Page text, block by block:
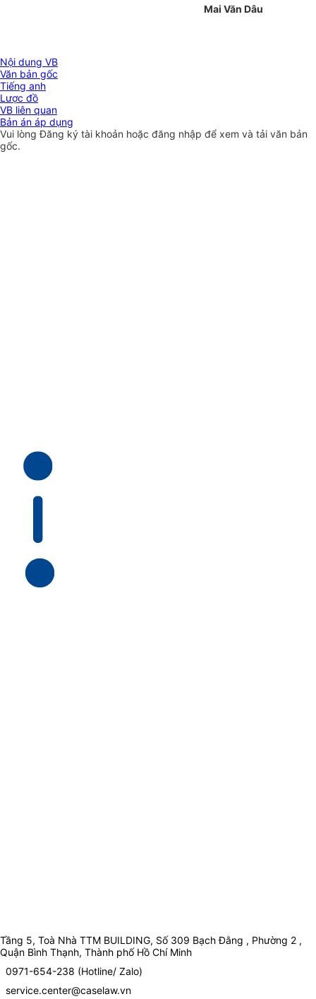
Mai Văn Dâu
Nội dung VB
Văn bản gốc
Tiếng anh
Lược đồ
VB liên quan
Bản án áp dụng
Vui lòngĐăng ký tài khoản hoặc đăng nhập để xem và tải văn bản
gốc.
Tầng 5, Toà Nhà TTM BUILDING, Số 309 Bạch Đằng , Phường 2 ,
Quận Bình Thạnh, Thành phố Hồ Chí Minh
0971-654-238 (Hotline/ Zalo)
service.center@caselaw.vn